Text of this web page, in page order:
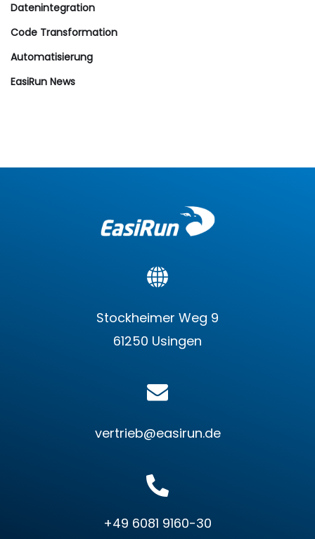
Datenintegration
Code Transformation
Automatisierung
EasiRun News
Stockheimer Weg 9
61250 Usingen
vertrieb@easirun.de
+49 6081 9160-30